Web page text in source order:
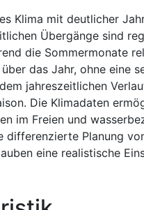
Klima mit deutlicher
Übergänge sind
die Sommermonate
das Jahr, ohne eine
jahreszeitlichen
Die Klimadaten
im Freien und
differenzierte Planung
eine realistische